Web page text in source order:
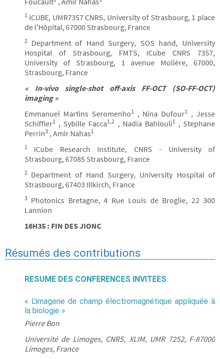
1 ICUBE, UMR7357 CNRS, University of Strasbourg, 1 place
de l'Hôpital, 67000 Strasbourg, France
2 Department of Hand Surgery, SOS hand, University
Hospital of Strasbourg, FMTS, ICube CNRS 7357,
University of Strasbourg, 1 avenue Molière, 67000,
Strasbourg, France
« In-vivo single-shot off-axis FF-OCT (SO-FF-OCT)
imaging »
Emmanuel Martins Seromenho1, Nina Dufour1 , Jesse
Schiffler1 , Sybille Facca1,2 , Nadia Bahlouli1, Stephane
Perrin3 , Amir Nahas1
1 ICube Research Institute, CNRS - University of
Strasbourg, 67085 Strasbourg, France
2 Department of Hand Surgery, University Hospital of
Strasbourg, 67403 Illkirch, France
3 Photonics Bretagne, 4 Rue Louis de Broglie, 22 300
Lannion
16H35 : FIN DES JIONC
Résumés des contributions
RESUME DES CONFERENCES INVITEES
« L'imagerie de champ électromagnétique appliquée à
la biologie »
Pierre Bon
Université de Limoges, CNRS, XLIM, UMR 7252, F-87000
Limoges, France